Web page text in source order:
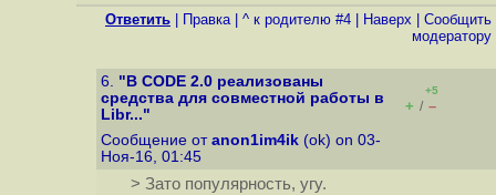
Ответить Правка| ^ к родителю #4 Наверх
Cообщить
модератору
6. "В CODE 2.0 реализованы
средства для совместной работы в
Libr..."
+5
+ / –
Сообщение от anon1im4ik (ok) on 03-
Ноя-16, 01:45
> Зато популярность, угу.